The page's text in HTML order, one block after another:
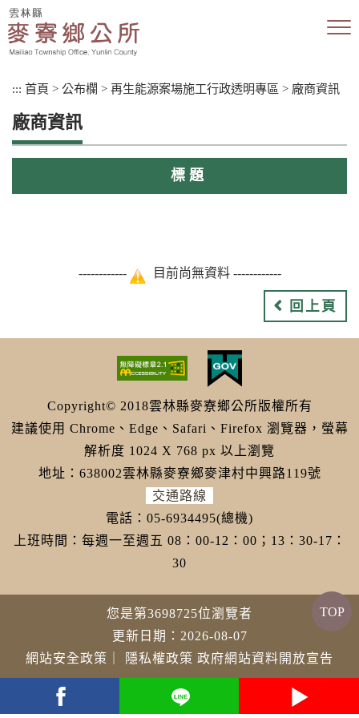
跳
到
主
::: 首頁 > 公布欄 > 再生能源案場施工行政透明專區 > 廠商資訊
廠商資訊
標 題
------------ 目前尚無資料 ------------
回上頁
Copyright© 2018雲林縣麥寮鄉公所版權所有
建議使用 Chrome、Edge、Safari、Firefox 瀏覽器，螢幕
解析度 1024 X 768 px 以上瀏覽
地址：638002雲林縣麥寮鄉麥津村中興路119號
交通路線
電話：05-6934495(總機)
上班時間：每週一至週五 08：00-12：00；13：30-17：
30
您是第3698725位瀏覽者
更新日期：2026-08-07
網站安全政策
隱私權政策 政府網站資料開放宣告
TOP